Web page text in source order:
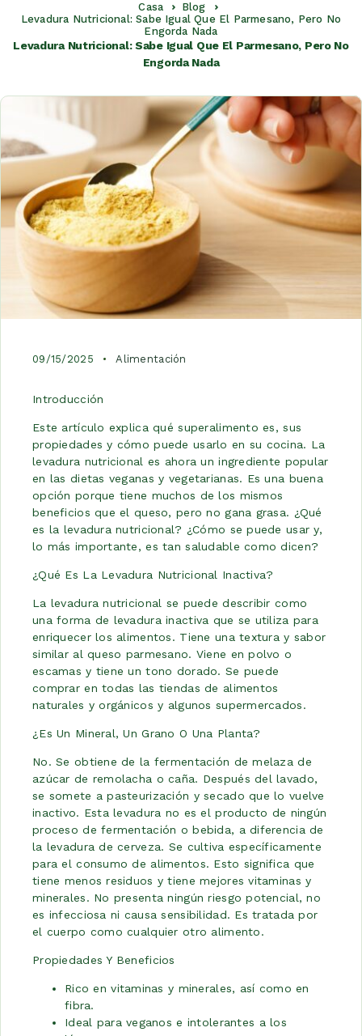
Casa
Blog
Levadura Nutricional: Sabe Igual Que El Parmesano, Pero No
Engorda Nada
Levadura Nutricional: Sabe Igual Que El Parmesano, Pero No
Engorda Nada
09/15/2025 Alimentación
Introducción
Este artículo explica qué superalimento es, sus
propiedades y cómo puede usarlo en su cocina. La
levadura nutricional es ahora un ingrediente popular
en las dietas veganas y vegetarianas. Es una buena
opción porque tiene muchos de los mismos
beneficios que el queso, pero no gana grasa. ¿Qué
es la levadura nutricional? ¿Cómo se puede usar y,
lo más importante, es tan saludable como dicen?
¿Qué Es La Levadura Nutricional Inactiva?
La levadura nutricional se puede describir como
una forma de levadura inactiva que se utiliza para
enriquecer los alimentos. Tiene una textura y sabor
similar al queso parmesano. Viene en polvo o
escamas y tiene un tono dorado. Se puede
comprar en todas las tiendas de alimentos
naturales y orgánicos y algunos supermercados.
¿Es Un Mineral, Un Grano O Una Planta?
No. Se obtiene de la fermentación de melaza de
azúcar de remolacha o caña. Después del lavado,
se somete a pasteurización y secado que lo vuelve
inactivo. Esta levadura no es el producto de ningún
proceso de fermentación o bebida, a diferencia de
la levadura de cerveza. Se cultiva específicamente
para el consumo de alimentos. Esto significa que
tiene menos residuos y tiene mejores vitaminas y
minerales. No presenta ningún riesgo potencial, no
es infecciosa ni causa sensibilidad. Es tratada por
el cuerpo como cualquier otro alimento.
Propiedades Y Beneficios
Rico en vitaminas y minerales, así como en
fibra.
Ideal para veganos e intolerantes a los